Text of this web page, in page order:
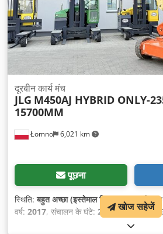
Łomno 6,021 km
दूरबीन कार्य मंच
JLG M450AJ HYBRID ONLY-
15700MM
पूछना
स्थिति:बहुत अच्छा (इस्तेमाल किया हुआ) ,
वर्ष: 2017, संचालन के घंटे: 235 h , भार क्षमता:
, उठाने की
खोज सहेजें